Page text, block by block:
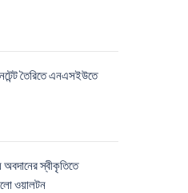
তৈরিতে এনএসইউতে
স্বীকৃতিতে
ওয়ালটন